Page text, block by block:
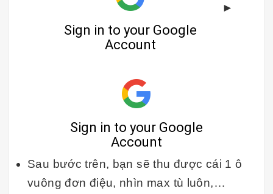
​​​​​​►
Sau bước trên, bạn sẽ thu được cái 1 ô
vuông đơn điệu, nhìn max tù luôn,…